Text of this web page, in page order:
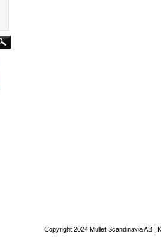
Copyright 2024 Mullet Scandinavia AB |